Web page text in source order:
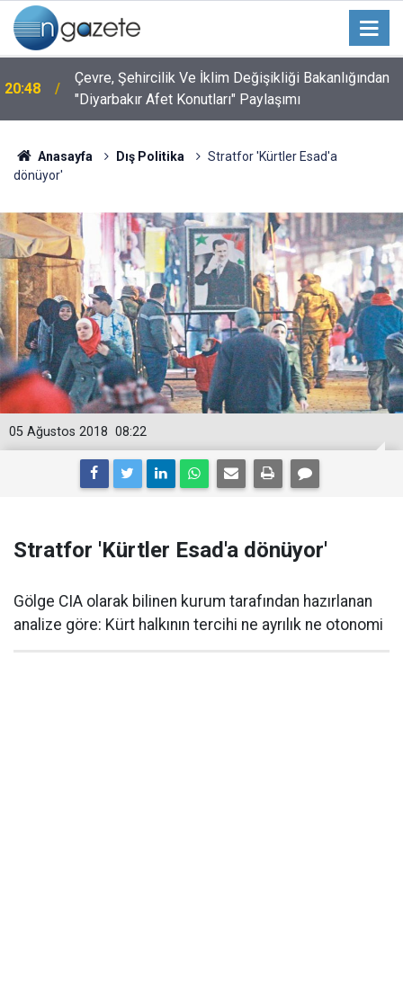
20:48
Çevre, Şehircilik Ve İklim Değişikliği Bakanlığından
"Diyarbakır Afet Konutları" Paylaşımı
Anasayfa Dış Politika
Stratfor 'Kürtler Esad'a
dönüyor'
08:22
05 Ağustos 2018
Stratfor 'Kürtler Esad'a dönüyor'
Gölge CIA olarak bilinen kurum tarafından hazırlanan
analize göre: Kürt halkının tercihi ne ayrılık ne otonomi